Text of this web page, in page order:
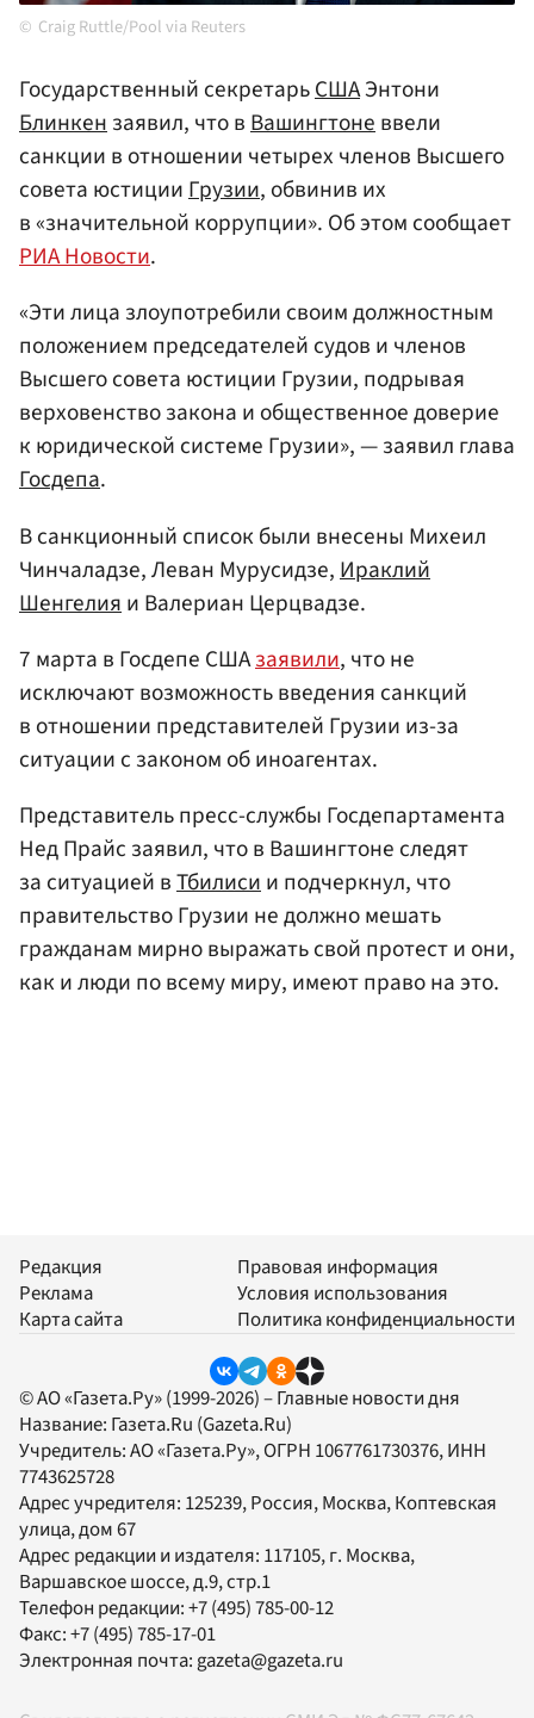
Craig Ruttle/Pool via Reuters
Государственный секретарьСШАЭнтони
Блинкензаявил, что вВашингтоневвели
санкции в отношении четырех членов Высшего
совета юстицииГрузии, обвинив их
в «значительной коррупции». Об этом сообщает
РИА Новости.
«Эти лица злоупотребили своим должностным
положением председателей судов и членов
Высшего совета юстиции Грузии, подрывая
верховенство закона и общественное доверие
к юридической системе Грузии», — заявил глава
Госдепа.
В санкционный список были внесены Михеил
Чинчаладзе, Леван Мурусидзе, Ираклий
Шенгелия и Валериан Церцвадзе.
7 марта в Госдепе СШАзаявили, что не
исключают возможность введения санкций
в отношении представителей Грузии из-за
ситуации с законом об иноагентах.
Представитель пресс-службы Госдепартамента
Нед Прайс заявил, что в Вашингтоне следят
за ситуацией вТбилисии подчеркнул, что
правительство Грузии не должно мешать
гражданам мирно выражать свой протест и они,
как и люди по всему миру, имеют право на это.
Редакция
Реклама
Карта сайта
Правовая информация
Условия использования
Политика конфиденциальности
© АО «Газета.Ру» (1999-2026) – Главные новости дня
Название: Газета.Ru (Gazeta.Ru)
Учредитель:АО «Газета.Ру», ОГРН 1067761730376, ИНН
7743625728
Адрес учредителя: 125239, Россия, Москва, Коптевская
улица, дом 67
Адрес редакции и издателя: 117105, г. Москва,
Варшавское шоссе, д.9, стр.1
Телефон редакции:+7 (495) 785-00-12
Факс:+7 (495) 785-17-01
Электронная почта:gazeta@gazeta.ru